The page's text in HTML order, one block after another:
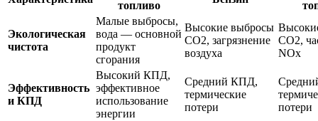
топливо
Экологическая
чистота
Малые выбросы,
вода — основной
продукт
сгорания
Высокие выбросы
CO2, загрязнение
воздуха
CO2,
NOx
Эффективность
и КПД
Высокий КПД,
эффективное
использование
энергии
Средний КПД,
термические
потери
потери